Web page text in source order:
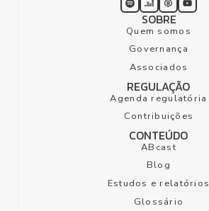
SOBRE
Quem somos
Governança
Associados
REGULAÇÃO
Agenda regulatória
Contribuições
CONTEÚDO
ABcast
Blog
Estudos e relatórios
Glossário